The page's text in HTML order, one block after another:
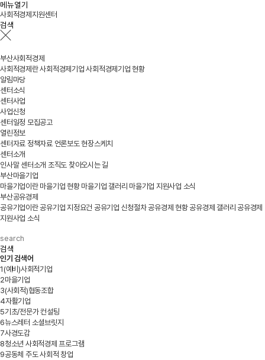
메뉴열기
사회적경제지원센터
검색
부산사회적경제
사회적경제란사회적경제기업 사회적경제기업 현황
알림마당
센터소식
센터사업
사업신청
센터일정 모집공고
열린정보
센터자료 정책자료 언론보도현장스케치
센터소개
인사말 센터소개 조직도 찾아오시는 길
부산마을기업
마을기업이란 마을기업 현황 마을기업 갤러리 마을기업 지원사업 소식
부산공유경제
공유기업이란공유기업 지정요건 공유기업 신청절차공유경제 현황공유경제 갤러리 공유경제
지원사업 소식
검색
인기 검색어
1 (예비)사회적기업
2마을기업
3(사회적)협동조합
4자활기업
5기초/전문가 컨설팅
6뉴스레터 소셜브릿지
7사경도감
8청소년 사회적경제 프로그램
9공동체 주도 사회적 창업